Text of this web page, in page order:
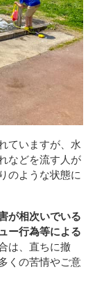
ていますが、水
などを流す人が
のような状態に
が相次いでいる
ー行為等による
は、直ちに撤
くの苦情やご意